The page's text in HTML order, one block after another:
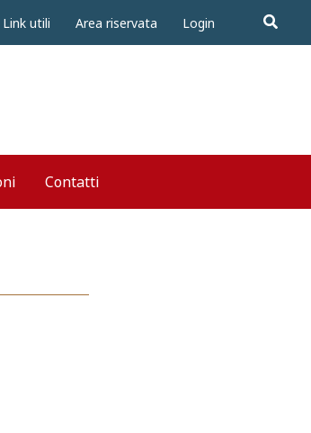
Link utili Area riservata Login Cerca
Contatti